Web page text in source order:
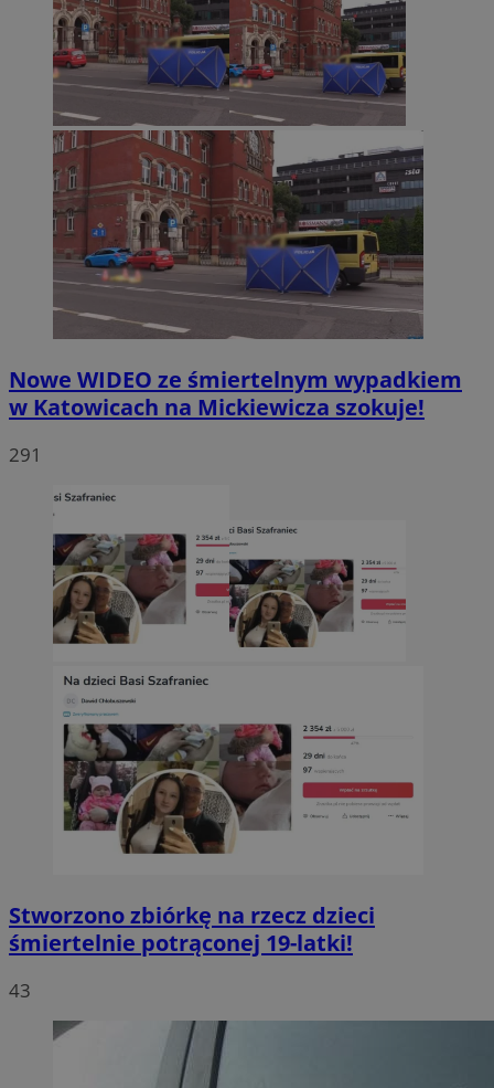
Nowe WIDEO ze śmiertelnym wypadkiem
w Katowicach na Mickiewicza szokuje!
291
Stworzono zbiórkę na rzecz dzieci
śmiertelnie potrąconej 19-latki!
43